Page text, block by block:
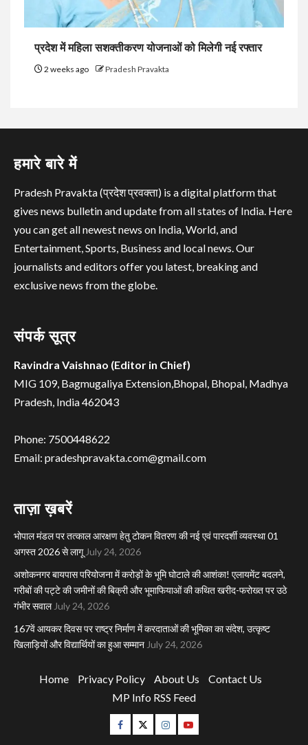
प्रदेश में महिला सशक्तीकरण योजनाओं को मिलेगी नई रफ्तार
2 weeks ago Pradesh Pravakta
हमारे बारे में
Pradesh Pravakta (प्रदेश प्रवक्ता) is a digital platform that
gives news bulletin and update from all states of India. Here
you can get all newest news on India, World, and
Entertainment, Sports, Business and local news. Our
journalists and editors offer you latest, breaking and
exclusive news from the globe.
संपर्क सूत्र
Ravindra Vaishnao (Editor in Chief)
MIG 109, Bagmugaliya Extension,Bhopal, Bhopal, Madhya
Pradesh, India 462043
Phone: 7500448622
Email: pradeshpravakta.com@gmail.com
ताज़ा ख़बरें
भोपाल मंडल पर तत्काल आरक्षण हेतु टोकन वितरण की नई एवं पारदर्शी व्यवस्था 01
अगस्त 2026 से लागू July 24, 2026
अशोकनगर बायपास परियोजना में करोड़ों के भूमि घोटाले की आशंका! एलायमेंट बदलने,
गरीबों की पट्टे की जमीनों की बिक्री और भूमाफियाओं की कथित खरीद-फरोख्त पर उठे
गंभीर सवाल July 24, 2026
167वें आयकर दिवस पर राष्ट्र निर्माण में करदाताओं की भूमिका का संदेश, उत्कृष्ट
खिलाड़ियों और विद्यार्थियों का हुआ सम्मान July 24, 2026
Home Privacy Policy About Us
Contact Us
MP Info RSS Feed
Facebook
TwitterInstagram
Youtube